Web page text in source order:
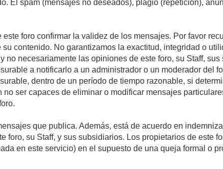
El spam (mensajes no deseados), plagio (repetición),
foro confirmar la validez de los mensajes. Por favor
contenido. No garantizamos la exactitud, integridad o
necesariamente las opiniones de este foro, su Staff,
a notificarlo a un administrador o un moderador del
dentro de un período de tiempo razonable, si
ser capaces de eliminar o modificar mensajes
que publica. Además, está de acuerdo en
foro, su Staff, y sus subsidiarios. Los propietarios de este
en este servicio) en el supuesto de una queja formal o